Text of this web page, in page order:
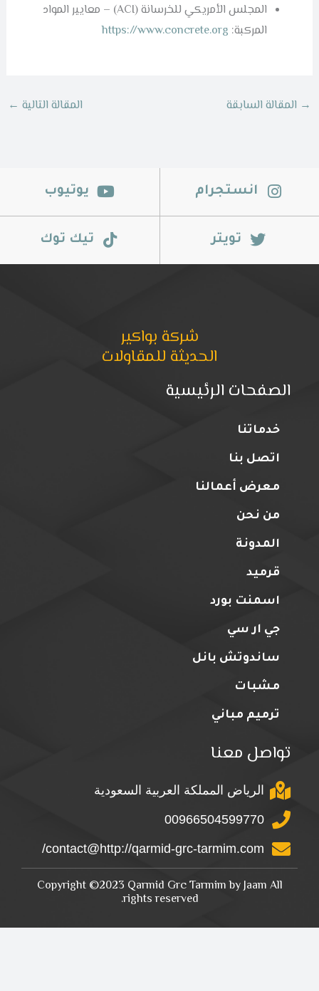
المجلس الأمريكي للخرسانة (ACI) – معايير المواد
المركبة: https://www.concrete.org
→ المقالة السابقة المقالة التالية ←
انستجرام يوتيوب
تويتر تيك توك
شركة بواكير
الحديثة للمقاولات
الصفحات الرئيسية
خدماتنا
اتصل بنا
معرض أعمالنا
من نحن
المدونة
قرميد
اسمنت بورد
جي ار سي
ساندوتش بانل
مشبات
ترميم مباني
تواصل معنا
الرياض المملكة العربية السعودية
00966504599770
contact@http://qarmid-grc-tarmim.com/
Copyright ©2023 Qarmid Grc Tarmim by Jaam All
rights reserved.